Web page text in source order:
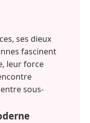
ses dieux
fascinent
leur force
sous-